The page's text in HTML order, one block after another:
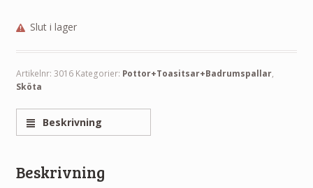
Slut i lager
Artikelnr: 3016 Kategorier: Pottor+Toasitsar+Badrumspallar,
Sköta
Beskrivning
Beskrivning